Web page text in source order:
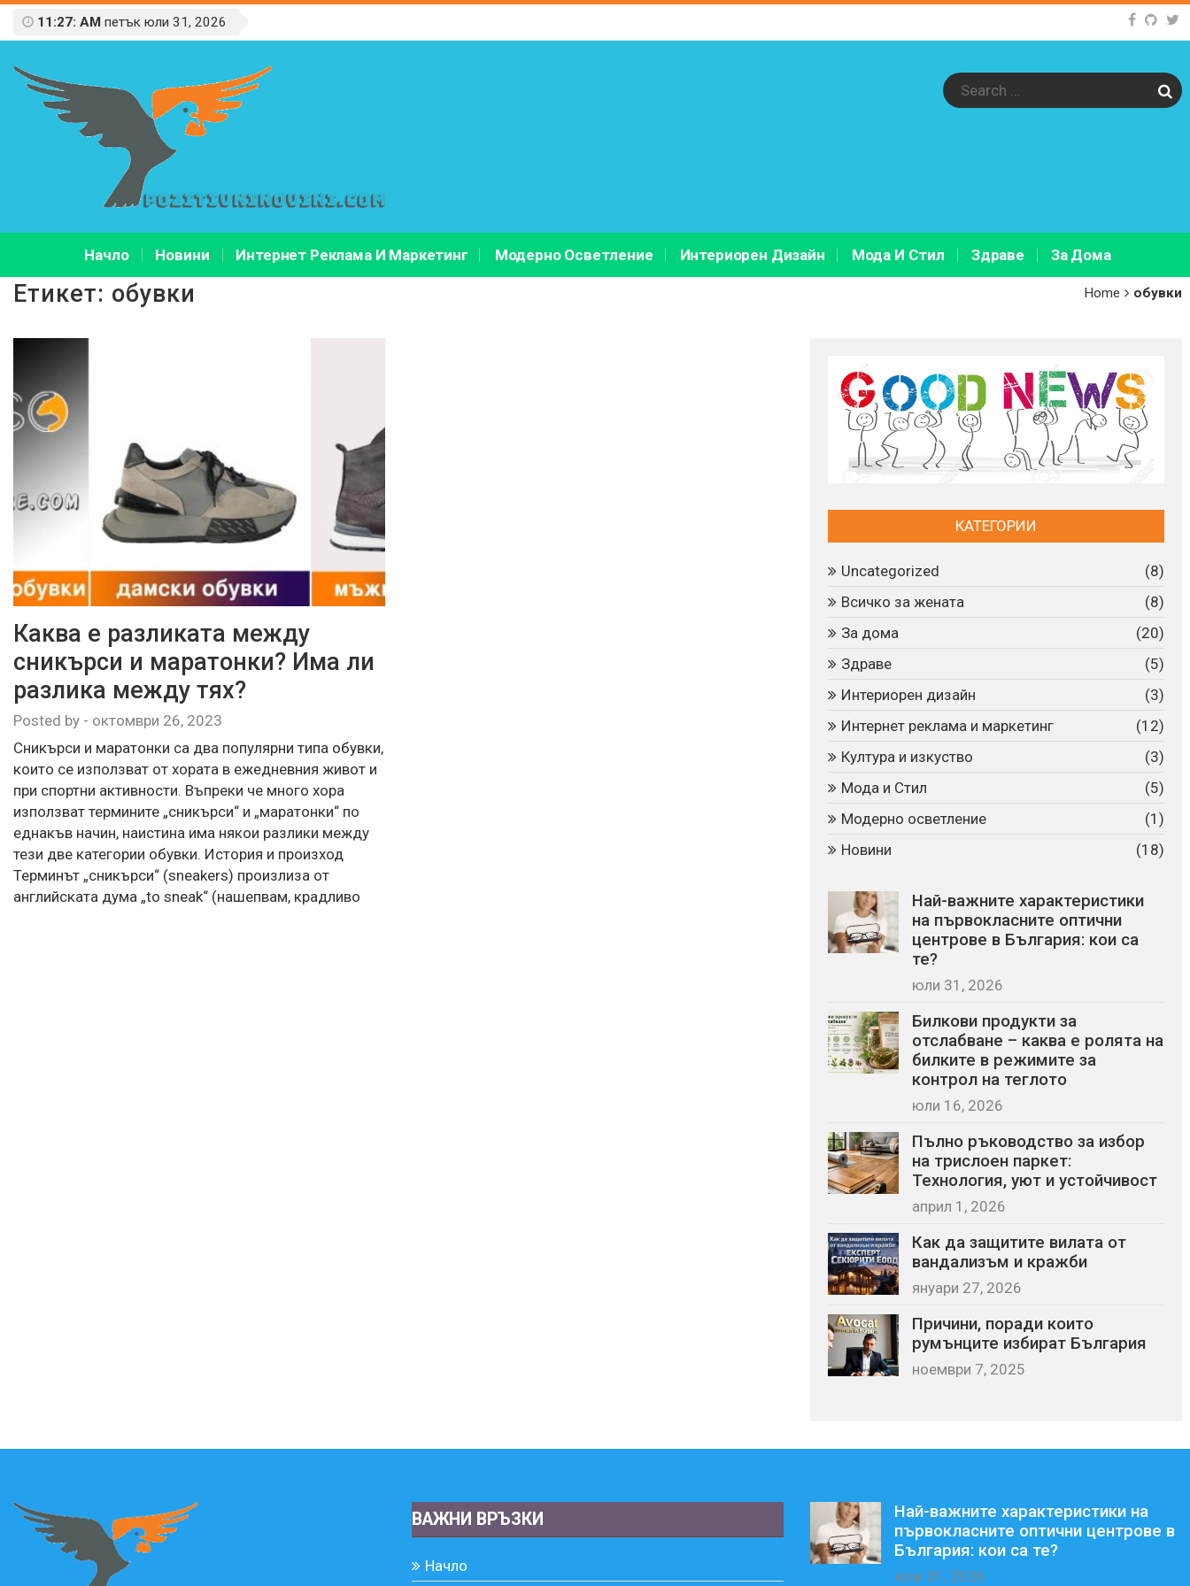
11:27: AM петък юли 31, 2026
Начло Новини Интернет Реклама И Маркетинг Модерно Осветление Интериорен Дизайн Мода И Стил Здраве За Дома
Етикет: обувки Home обувки
Каква е разликата между
сникърси и маратонки? Има ли
разлика между тях?
Posted by - октомври 26, 2023
Сникърси и маратонки са два популярни типа обувки,
които се използват от хората в ежедневния живот и
при спортни активности. Въпреки че много хора
използват термините „сникърси“ и „маратонки“ по
еднакъв начин, наистина има някои разлики между
тези две категории обувки. История и произход
Терминът „сникърси“ (sneakers) произлиза от
английската дума „to sneak“ (нашепвам, крадливо
КАТЕГОРИИ
Uncategorized
(8)
Всичко за жената
(8)
За дома
(20)
Здраве
(5)
Интериорен дизайн
(3)
Интернет реклама и маркетинг
(12)
Култура и изкуство
(3)
Мода и Стил
(5)
Модерно осветление
(1)
Новини
(18)
Най-важните характеристики
на първокласните оптични
центрове в България: кои са
те?
юли 31, 2026
Билкови продукти за
отслабване – каква е ролята на
билките в режимите за
контрол на теглото
юли 16, 2026
Пълно ръководство за избор
на трислоен паркет:
Технология, уют и устойчивост
април 1, 2026
Как да защитите вилата от
вандализъм и кражби
януари 27, 2026
Причини, поради които
румънците избират България
ноември 7, 2025
ВАЖНИ ВРЪЗКИ
Начло
Най-важните характеристики на
първокласните оптични центрове в
България: кои са те?
юли 31, 2026